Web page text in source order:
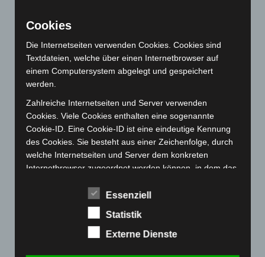
September 2022
August 2022(166)
Juli 2022(133)
Juni 2022(167)
April 2022 (198)
März 2022(221)
Februar 2022(189)
Januar 2022(190)
(215)
(171)
(180)
Cookies
Die Internetseiten verwenden Cookies. Cookies sind
Textdateien, welche über einen Internetbrowser auf
einem Computersystem abgelegt und gespeichert
werden.
Zahlreiche Internetseiten und Server verwenden
Cookies. Viele Cookies enthalten eine sogenannte
Cookie-ID. Eine Cookie-ID ist eine eindeutige Kennung
des Cookies. Sie besteht aus einer Zeichenfolge, durch
welche Internetseiten und Server dem konkreten
Internetbrowser zugeordnet werden können, in dem das
besuchten Internetseiten und Servern, den individuellen
Browser der betroffenen Person von anderen
Internetbrowsern, die andere Cookies enthalten, zu
unterscheiden. Ein bestimmter Internetbrowser kann
Essenziell
Statistik
Externe Dienste